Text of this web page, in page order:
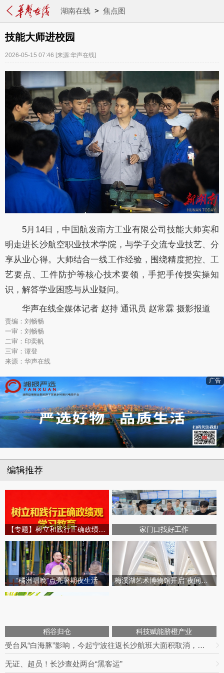
湖南在线> 焦点图
技能大师进校园
2026-05-15 07:46 [来源:华声在线]
5月14日，中国航发南方工业有限公司技能大师宾和
明走进长沙航空职业技术学院，与学子交流专业技艺、分
享从业心得。大师结合一线工作经验，围绕精度把控、工
艺要点、工件防护等核心技术要领，手把手传授实操知
识，解答学业困惑与从业疑问。
华声在线全媒体记者 赵持 通讯员 赵常霖 摄影报道
责编：刘畅畅
一审：刘畅畅
二审：印奕帆
三审：谭登
来源：华声在线
广告
编辑推荐
家门口找好工作
“橘洲唱晚”点亮暑期夜生活 梅溪湖艺术博物馆开启“夜间模式”
稻谷归仓 科技赋能脐橙产业
受台风“白海豚”影响，今起宁波往返长沙航班大面积取消，明日19趟次全部停飞｜出行早知道
无证、超员！长沙查处两台“黑客运”